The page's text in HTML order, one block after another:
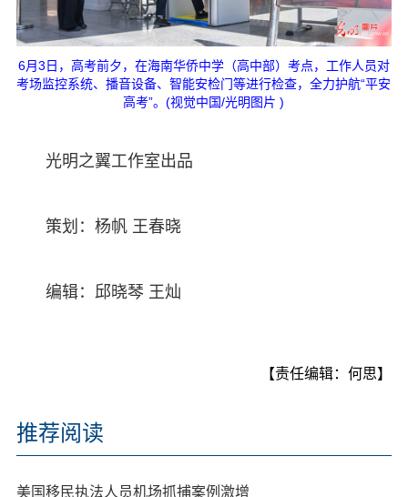
6月3日，高考前夕，在海南华侨中学（高中部）考点，工作人员对
考场监控系统、播音设备、智能安检门等进行检查，全力护航“平安
高考”。(视觉中国/光明图片 )
光明之翼工作室出品
策划：杨帆 王春晓
编辑：邱晓琴 王灿
【责任编辑：何思】
推荐阅读
美国移民执法人员机场抓捕案例激增